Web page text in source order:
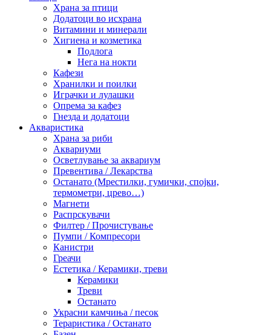
Храна за птици
Додатоци во исхрана
Витамини и минерали
Хигиена и козметика
Подлога
Нега на нокти
Кафези
Хранилки и поилки
Играчки и лулашки
Опрема за кафез
Гнезда и додатоци
Акваристика
Храна за риби
Аквариуми
Осветлување за аквариум
Превентива / Лекарства
Останато (Мрестилки, гумички, спојки,
термометри, црево…)
Магнети
Распрскувачи
Филтер / Прочистување
Пумпи / Компресори
Канистри
Греачи
Естетика / Керамики, треви
Керамики
Треви
Останато
Украсни камчиња / песок
Тераристика / Останато